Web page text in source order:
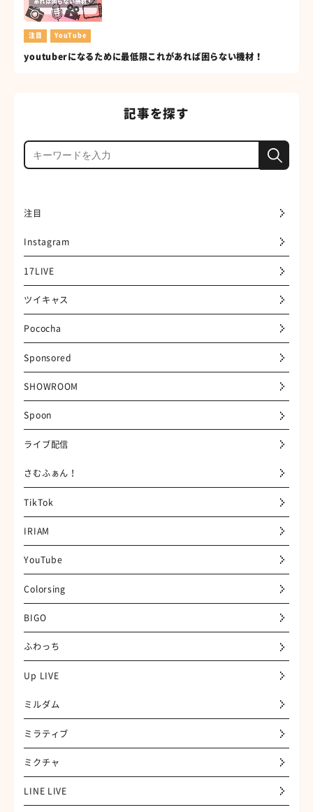
注目 YouTube
youtuberになるために最低限これがあれば困らない機材！
記事を探す
注目
Instagram
17LIVE
ツイキャス
Pococha
Sponsored
SHOWROOM
Spoon
ライブ配信
さむふぁん！
TikTok
IRIAM
YouTube
Colorsing
BIGO
ふわっち
Up LIVE
ミルダム
ミラティブ
ミクチャ
LINE LIVE